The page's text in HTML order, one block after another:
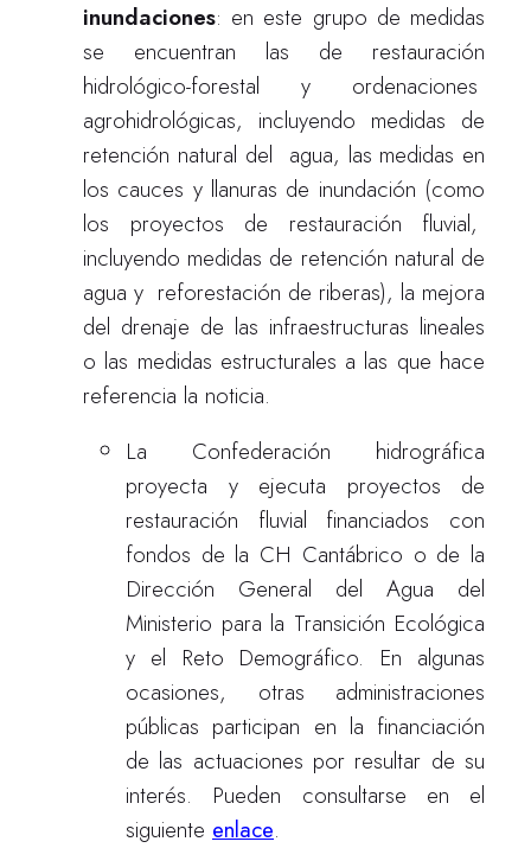
inundaciones: en este grupo de medidas
se encuentran las de restauración
hidrológico-forestal y ordenaciones
agrohidrológicas, incluyendo medidas de
retención natural del agua, las medidas en
los cauces y llanuras de inundación (como
los proyectos de restauración fluvial,
incluyendo medidas de retención natural de
agua y reforestación de riberas), la mejora
del drenaje de las infraestructuras lineales
o las medidas estructurales a las que hace
referencia la noticia.
La Confederación hidrográfica
proyecta y ejecuta proyectos de
restauración fluvial financiados con
fondos de la CH Cantábrico o de la
Dirección General del Agua del
Ministerio para la Transición Ecológica
y el Reto Demográfico. En algunas
ocasiones, otras administraciones
públicas participan en la financiación
de las actuaciones por resultar de su
interés. Pueden consultarse en el
siguiente enlace.